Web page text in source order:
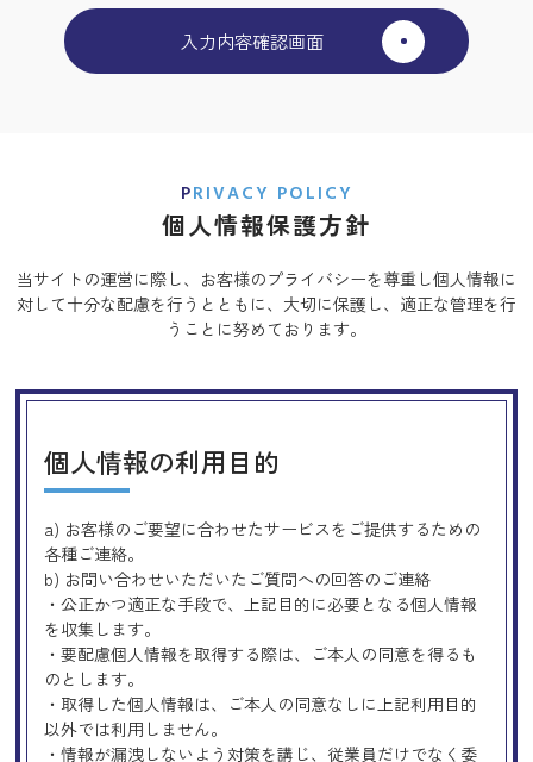
PRIVACY POLICY
個人情報保護方針
当サイトの運営に際し、お客様のプライバシーを尊重し個人情報に
対して十分な配慮を行うとともに、 大切に保護し、適正な管理を行
うことに努めております。
個人情報の利用目的
a) お客様のご要望に合わせたサービスをご提供するための
各種ご連絡。
b) お問い合わせいただいたご質問への回答のご連絡
・公正かつ適正な手段で、上記目的に必要となる個人情報
を収集します。
・要配慮個人情報を取得する際は、ご本人の同意を得るも
のとします。
・取得した個人情報は、ご本人の同意なしに上記利用目的
以外では利用しません。
・情報が漏洩しないよう対策を講じ、従業員だけでなく委